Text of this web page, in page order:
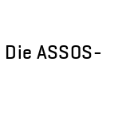
ASSOS-